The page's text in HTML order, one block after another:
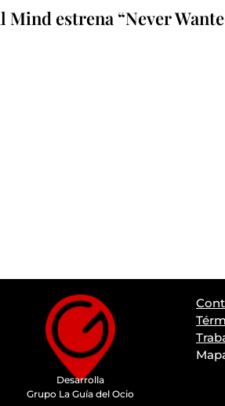
Mind estrena “Never
Desarrolla
Grupo La Guía del Ocio